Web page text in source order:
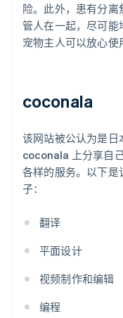
险。此外，患有分
管人在一起，尽可
宠物主人可以放心使
coconala
该网站被公认为是日
coconala 上分享自
各样的服务。以下是
子：
翻译
平面设计
视频制作和编辑
编程